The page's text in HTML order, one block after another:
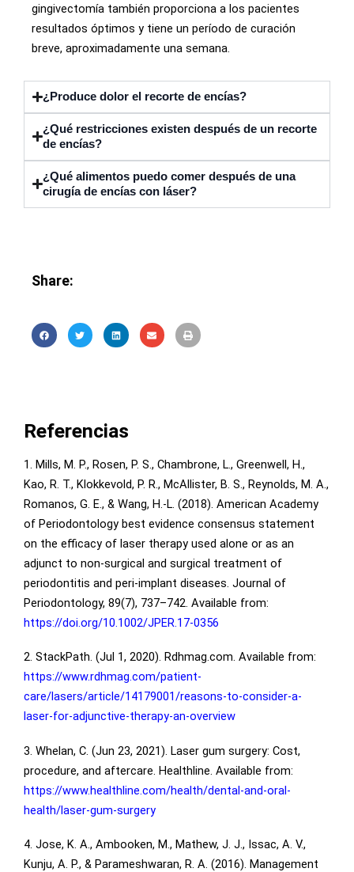
gingivectomía también proporciona a los pacientes
resultados óptimos y tiene un período de curación
breve, aproximadamente una semana.
¿Produce dolor el recorte de encías?
¿Qué restricciones existen después de un recorte
de encías?
¿Qué alimentos puedo comer después de una
cirugía de encías con láser?
Share:
Referencias
1. Mills, M. P., Rosen, P. S., Chambrone, L., Greenwell, H.,
Kao, R. T., Klokkevold, P. R., McAllister, B. S., Reynolds, M. A.,
Romanos, G. E., & Wang, H.-L. (2018). American Academy
of Periodontology best evidence consensus statement
on the efficacy of laser therapy used alone or as an
adjunct to non-surgical and surgical treatment of
periodontitis and peri-implant diseases. Journal of
Periodontology, 89(7), 737–742. Available from:
https://doi.org/10.1002/JPER.17-0356
2. StackPath. (Jul 1, 2020). Rdhmag.com. Available from:
https://www.rdhmag.com/patient-
care/lasers/article/14179001/reasons-to-consider-a-
laser-for-adjunctive-therapy-an-overview
3. Whelan, C. (Jun 23, 2021). Laser gum surgery: Cost,
procedure, and aftercare. Healthline. Available from:
https://www.healthline.com/health/dental-and-oral-
health/laser-gum-surgery
4. Jose, K. A., Ambooken, M., Mathew, J. J., Issac, A. V.,
Kunju, A. P., & Parameshwaran, R. A. (2016). Management